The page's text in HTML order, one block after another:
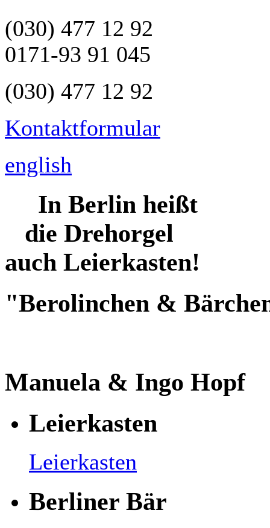
(030) 477 12 92
0171-93 91 045
(030) 477 12 92
Kontaktformular
english
In Berlin heißt
die Drehorgel
auch Leierkasten!
"Berolinchen &
Manuela & Ingo Hopf
Leierkasten
Leierkasten
Berliner Bär